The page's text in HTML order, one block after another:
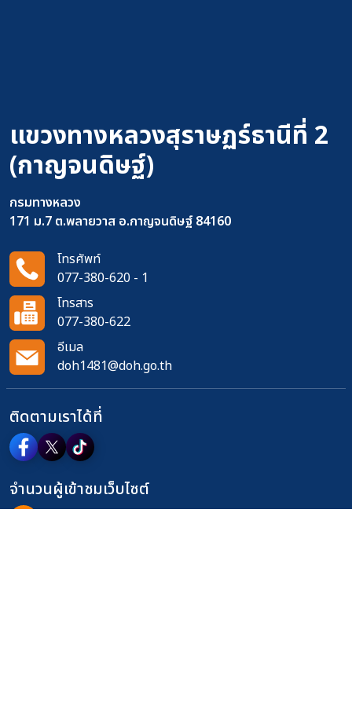
แขวงทางหลวงสุราษฏร์ธานีที่ 2
(กาญจนดิษฐ์)
กรมทางหลวง
171 ม.7 ต.พลายวาส อ.กาญจนดิษฐ์ 84160
โทรศัพท์
077-380-620 - 1
โทรสาร
077-380-622
อีเมล
doh1481@doh.go.th
ติดตามเราได้ที่
จำนวนผู้เข้าชมเว็บไซต์